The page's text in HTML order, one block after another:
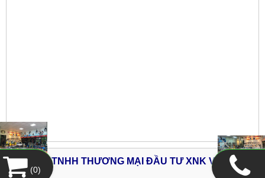
CÔNG TY TNHH THƯƠNG MẠI ĐẦU TƯ XNK V&H
(0)